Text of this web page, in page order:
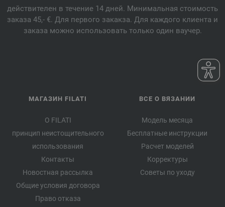
действителен в течение 14 дней. Минимальная стоимость
заказа 45,- €. Для первого закакза. Для каждого клиента и
заказа можно использовать только один ваучер.
МАГАЗИН FILATI
О FILATI
принцип неистощительного
использования
Контакты
Новостная рассылка
Общие условия договора
Право отказа
ВСЕ О ВЯЗАНИИ
Модель месяца
Бесплатные инструкции
Расчет моделей
Корректуры
Советы по уходу